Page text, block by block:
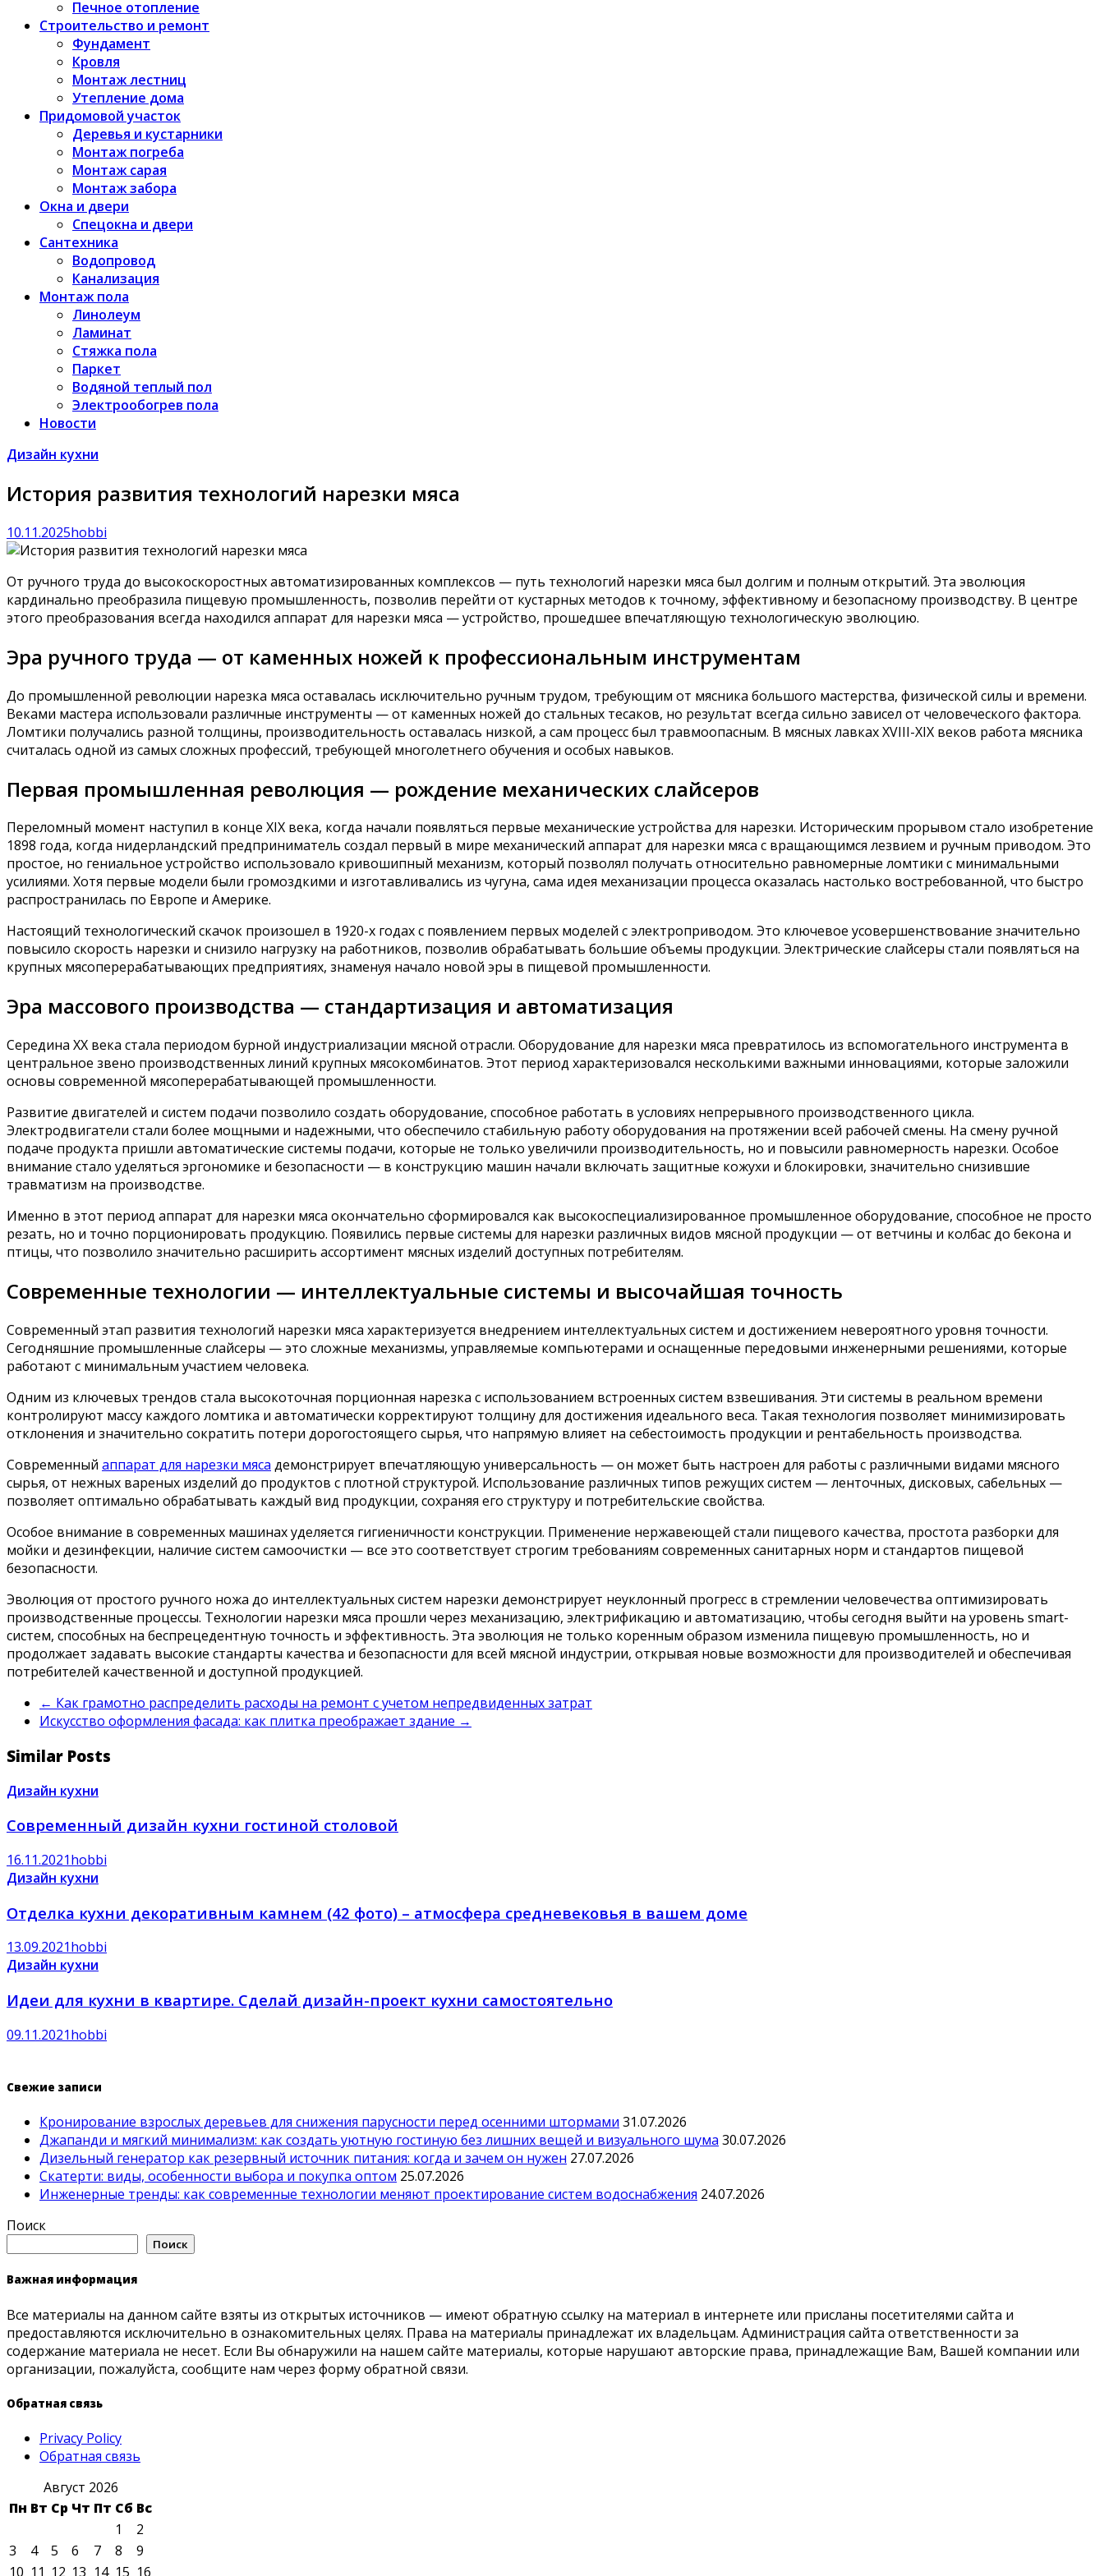
Печное отопление
Строительство и ремонт
Фундамент
Кровля
Монтаж лестниц
Утепление дома
Придомовой участок
Деревья и кустарники
Монтаж погреба
Монтаж сарая
Монтаж забора
Окна и двери
Спецокна и двери
Сантехника
Водопровод
Канализация
Монтаж пола
Линолеум
Ламинат
Стяжка пола
Паркет
Водяной теплый пол
Электрообогрев пола
Новости
Дизайн кухни
История развития технологий нарезки мяса
10.11.2025hobbi
От ручного труда до высокоскоростных автоматизированных комплексов — путь технологий нарезки мяса был долгим и полным открытий. Эта эволюция
кардинально преобразила пищевую промышленность, позволив перейти от кустарных методов к точному, эффективному и безопасному производству. В центре
этого преобразования всегда находился аппарат для нарезки мяса — устройство, прошедшее впечатляющую технологическую эволюцию.
Эра ручного труда — от каменных ножей к профессиональным инструментам
До промышленной революции нарезка мяса оставалась исключительно ручным трудом, требующим от мясника большого мастерства, физической силы и времени.
Веками мастера использовали различные инструменты — от каменных ножей до стальных тесаков, но результат всегда сильно зависел от человеческого фактора.
Ломтики получались разной толщины, производительность оставалась низкой, а сам процесс был травмоопасным. В мясных лавках XVIII-XIX веков работа мясника
считалась одной из самых сложных профессий, требующей многолетнего обучения и особых навыков.
Первая промышленная революция — рождение механических слайсеров
Переломный момент наступил в конце XIX века, когда начали появляться первые механические устройства для нарезки. Историческим прорывом стало изобретение
1898 года, когда нидерландский предприниматель создал первый в мире механический аппарат для нарезки мяса с вращающимся лезвием и ручным приводом. Это
простое, но гениальное устройство использовало кривошипный механизм, который позволял получать относительно равномерные ломтики с минимальными
усилиями. Хотя первые модели были громоздкими и изготавливались из чугуна, сама идея механизации процесса оказалась настолько востребованной, что быстро
распространилась по Европе и Америке.
Настоящий технологический скачок произошел в 1920-х годах с появлением первых моделей с электроприводом. Это ключевое усовершенствование значительно
повысило скорость нарезки и снизило нагрузку на работников, позволив обрабатывать большие объемы продукции. Электрические слайсеры стали появляться на
крупных мясоперерабатывающих предприятиях, знаменуя начало новой эры в пищевой промышленности.
Эра массового производства — стандартизация и автоматизация
Середина XX века стала периодом бурной индустриализации мясной отрасли. Оборудование для нарезки мяса превратилось из вспомогательного инструмента в
центральное звено производственных линий крупных мясокомбинатов. Этот период характеризовался несколькими важными инновациями, которые заложили
основы современной мясоперерабатывающей промышленности.
Развитие двигателей и систем подачи позволило создать оборудование, способное работать в условиях непрерывного производственного цикла.
Электродвигатели стали более мощными и надежными, что обеспечило стабильную работу оборудования на протяжении всей рабочей смены. На смену ручной
подаче продукта пришли автоматические системы подачи, которые не только увеличили производительность, но и повысили равномерность нарезки. Особое
внимание стало уделяться эргономике и безопасности — в конструкцию машин начали включать защитные кожухи и блокировки, значительно снизившие
травматизм на производстве.
Именно в этот период аппарат для нарезки мяса окончательно сформировался как высокоспециализированное промышленное оборудование, способное не просто
резать, но и точно порционировать продукцию. Появились первые системы для нарезки различных видов мясной продукции — от ветчины и колбас до бекона и
птицы, что позволило значительно расширить ассортимент мясных изделий доступных потребителям.
Современные технологии — интеллектуальные системы и высочайшая точность
Современный этап развития технологий нарезки мяса характеризуется внедрением интеллектуальных систем и достижением невероятного уровня точности.
Сегодняшние промышленные слайсеры — это сложные механизмы, управляемые компьютерами и оснащенные передовыми инженерными решениями, которые
работают с минимальным участием человека.
Одним из ключевых трендов стала высокоточная порционная нарезка с использованием встроенных систем взвешивания. Эти системы в реальном времени
контролируют массу каждого ломтика и автоматически корректируют толщину для достижения идеального веса. Такая технология позволяет минимизировать
отклонения и значительно сократить потери дорогостоящего сырья, что напрямую влияет на себестоимость продукции и рентабельность производства.
Современный аппарат для нарезки мяса демонстрирует впечатляющую универсальность — он может быть настроен для работы с различными видами мясного
сырья, от нежных вареных изделий до продуктов с плотной структурой. Использование различных типов режущих систем — ленточных, дисковых, сабельных —
позволяет оптимально обрабатывать каждый вид продукции, сохраняя его структуру и потребительские свойства.
Особое внимание в современных машинах уделяется гигиеничности конструкции. Применение нержавеющей стали пищевого качества, простота разборки для
мойки и дезинфекции, наличие систем самоочистки — все это соответствует строгим требованиям современных санитарных норм и стандартов пищевой
безопасности.
Эволюция от простого ручного ножа до интеллектуальных систем нарезки демонстрирует неуклонный прогресс в стремлении человечества оптимизировать
производственные процессы. Технологии нарезки мяса прошли через механизацию, электрификацию и автоматизацию, чтобы сегодня выйти на уровень smart-
систем, способных на беспрецедентную точность и эффективность. Эта эволюция не только коренным образом изменила пищевую промышленность, но и
продолжает задавать высокие стандарты качества и безопасности для всей мясной индустрии, открывая новые возможности для производителей и обеспечивая
потребителей качественной и доступной продукцией.
← Как грамотно распределить расходы на ремонт с учетом непредвиденных затрат
Искусство оформления фасада: как плитка преображает здание →
Similar Posts
Дизайн кухни
Современный дизайн кухни гостиной столовой
16.11.2021hobbi
Дизайн кухни
Отделка кухни декоративным камнем (42 фото) – атмосфера средневековья в вашем доме
13.09.2021hobbi
Дизайн кухни
Идеи для кухни в квартире. Сделай дизайн-проект кухни самостоятельно
09.11.2021hobbi
Свежие записи
Кронирование взрослых деревьев для снижения парусности перед осенними штормами 31.07.2026
Джапанди и мягкий минимализм: как создать уютную гостиную без лишних вещей и визуального шума 30.07.2026
Дизельный генератор как резервный источник питания: когда и зачем он нужен 27.07.2026
Скатерти: виды, особенности выбора и покупка оптом 25.07.2026
Инженерные тренды: как современные технологии меняют проектирование систем водоснабжения 24.07.2026
Поиск
Поиск
Важная информация
Все материалы на данном сайте взяты из открытых источников — имеют обратную ссылку на материал в интернете или присланы посетителями сайта и
предоставляются исключительно в ознакомительных целях. Права на материалы принадлежат их владельцам. Администрация сайта ответственности за
содержание материала не несет. Если Вы обнаружили на нашем сайте материалы, которые нарушают авторские права, принадлежащие Вам, Вашей компании или
организации, пожалуйста, сообщите нам через форму обратной связи.
Обратная связь
Privacy Policy
Обратная связь
Август 2026
Пн Вт Ср Чт Пт Сб Вс
1
2
3
4 5 6 7 8
9
10 11 12 13 14 15 16